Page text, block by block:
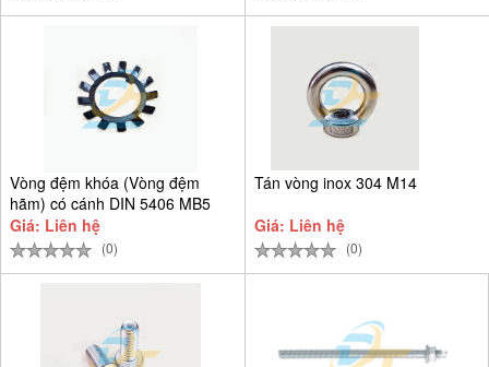
Vòng đệm khóa (Vòng đệm
hãm) có cánh DIN 5406 MB5
D25
Giá: Liên hệ
(0)
Tán vòng inox 304 M14
Giá: Liên hệ
(0)